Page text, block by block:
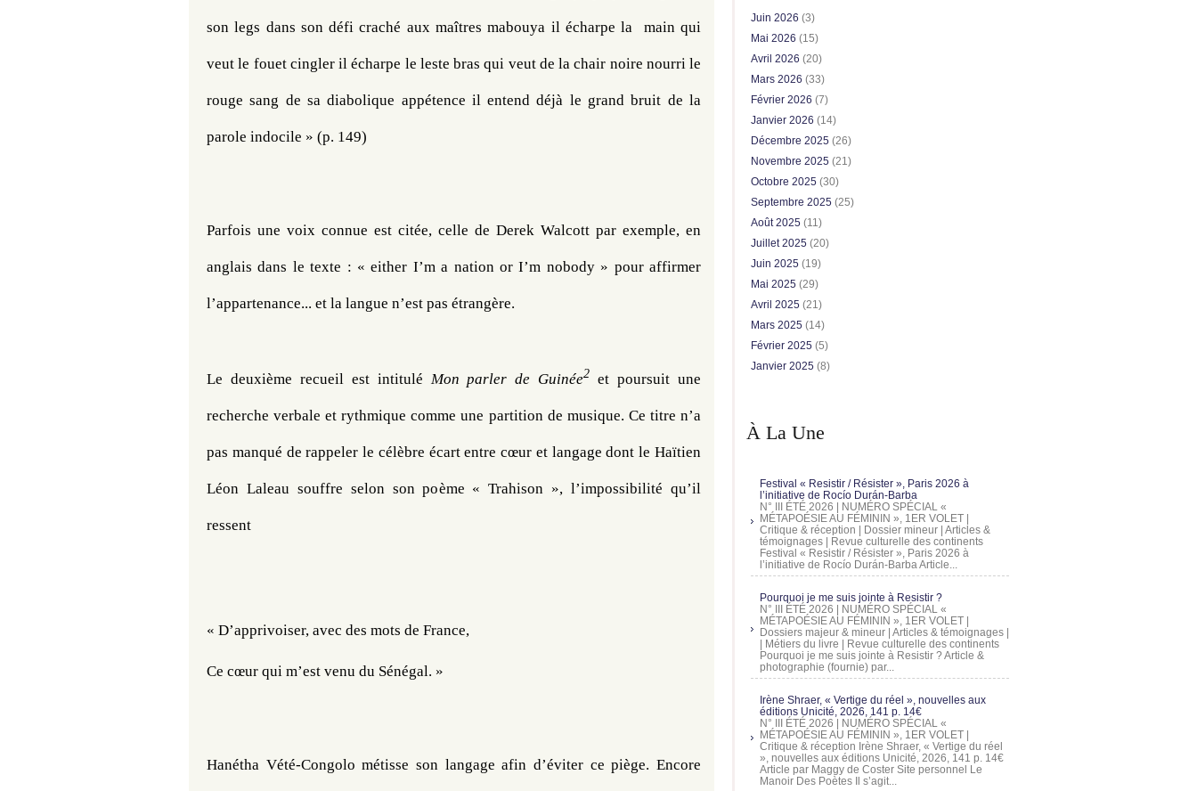
son legs dans son défi craché aux maîtres mabouya il écharpe la  main qui
veut le fouet cingler il écharpe le leste bras qui veut de la chair noire nourri le
rouge sang de sa diabolique appétence il entend déjà le grand bruit de la
parole indocile » (p. 149)
Parfois une voix connue est citée, celle de Derek Walcott par exemple, en
anglais dans le texte : « either I’m a nation or I’m nobody » pour affirmer
l’appartenance... et la langue n’est pas étrangère.
Le deuxième recueil est intitulé Mon parler de Guinée2 et poursuit une
recherche verbale et rythmique comme une partition de musique. Ce titre n’a
pas manqué de rappeler le célèbre écart entre cœur et langage dont le Haïtien
Léon Laleau souffre selon son poème « Trahison », l’impossibilité qu’il
ressent
« D’apprivoiser, avec des mots de France,
Ce cœur qui m’est venu du Sénégal. »
Hanétha Vété-Congolo métisse son langage afin d’éviter ce piège. Encore
Juin 2026 (3)
Mai 2026 (15)
Avril 2026 (20)
Mars 2026 (33)
Février 2026 (7)
Janvier 2026 (14)
Décembre 2025 (26)
Novembre 2025 (21)
Octobre 2025 (30)
Septembre 2025 (25)
Août 2025 (11)
Juillet 2025 (20)
Juin 2025 (19)
Mai 2025 (29)
Avril 2025 (21)
Mars 2025 (14)
Février 2025 (5)
Janvier 2025 (8)
À La Une
Festival « Resistir / Résister », Paris 2026 à
l’initiative de Rocío Durán-Barba
N° III ÉTÉ 2026 | NUMÉRO SPÉCIAL «
MÉTAPOÉSIE AU FÉMININ », 1ER VOLET |
Critique & réception | Dossier mineur | Articles &
témoignages | Revue culturelle des continents
Festival « Resistir / Résister », Paris 2026 à
l’initiative de Rocío Durán-Barba Article...
Pourquoi je me suis jointe à Resistir ?
N° III ÉTÉ 2026 | NUMÉRO SPÉCIAL «
MÉTAPOÉSIE AU FÉMININ », 1ER VOLET |
Dossiers majeur & mineur | Articles & témoignages |
| Métiers du livre | Revue culturelle des continents
Pourquoi je me suis jointe à Resistir ? Article &
photographie (fournie) par...
Irène Shraer, « Vertige du réel », nouvelles aux
éditions Unicité, 2026, 141 p. 14€
N° III ÉTÉ 2026 | NUMÉRO SPÉCIAL «
MÉTAPOÉSIE AU FÉMININ », 1ER VOLET |
Critique & réception Irène Shraer, « Vertige du réel
», nouvelles aux éditions Unicité, 2026, 141 p. 14€
Article par Maggy de Coster Site personnel Le
Manoir Des Poètes Il s’agit...